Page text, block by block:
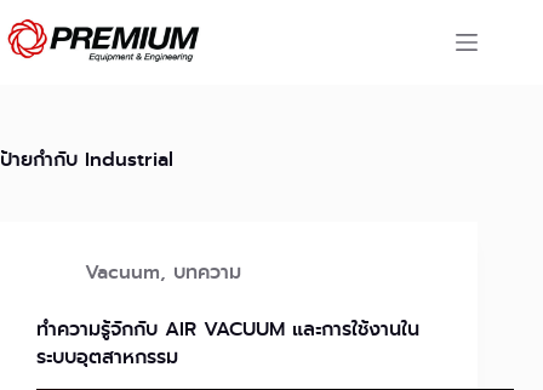
Skip
to
content
ป้ายกำกับ Industrial
Vacuum, บทความ
ทำความรู้จักกับ AIR VACUUM และการใช้งานใน
ระบบอุตสาหกรรม